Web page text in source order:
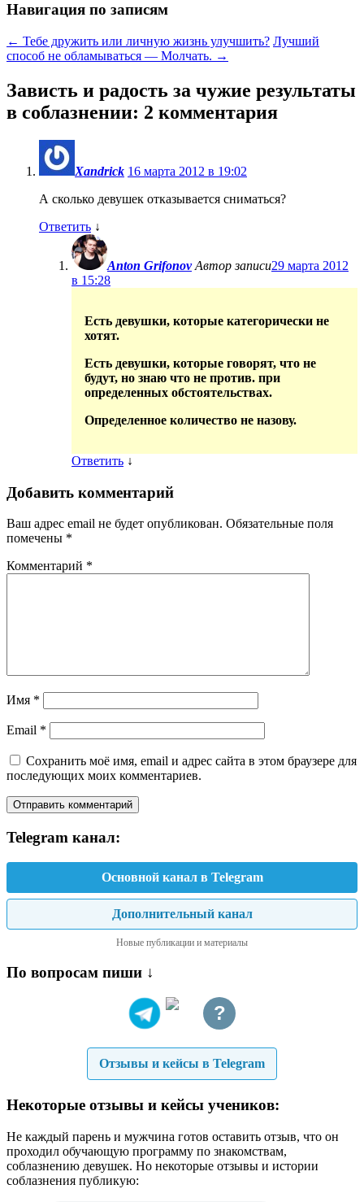
Навигация по записям
← Тебе дружить или личную жизнь улучшить? Лучший
способ не обламываться — Молчать. →
Зависть и радость за чужие результаты
в соблазнении: 2 комментария
Xandrick 16 марта 2012 в 19:02
А сколько девушек отказывается сниматься?
Ответить ↓
Anton Grifonov Автор записи29 марта 2012
в 15:28
Есть девушки, которые категорически не
хотят.
Есть девушки, которые говорят, что не
будут, но знаю что не против. при
определенных обстоятельствах.
Определенное количество не назову.
Ответить ↓
Добавить комментарий
Ваш адрес email не будет опубликован. Обязательные поля
помечены *
Комментарий *
Имя *
Email *
Сохранить моё имя, email и адрес сайта в этом браузере для
последующих моих комментариев.
Telegram канал:
Основной канал в Telegram
Дополнительный канал
Новые публикации и материалы
По вопросам пиши ↓
?
Отзывы и кейсы в Telegram
Некоторые отзывы и кейсы учеников:
Не каждый парень и мужчина готов оставить отзыв, что он
проходил обучающую программу по знакомствам,
соблазнению девушек. Но некоторые отзывы и истории
соблазнения публикую: